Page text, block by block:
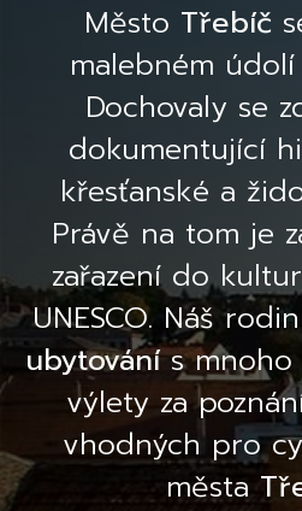
Město Třebíč
malebném
Dochovaly se
dokumentující
křesťanské a
Právě na tom je
zařazení do
UNESCO. Náš
ubytovánís mnoho
výlety za
vhodných pro
města